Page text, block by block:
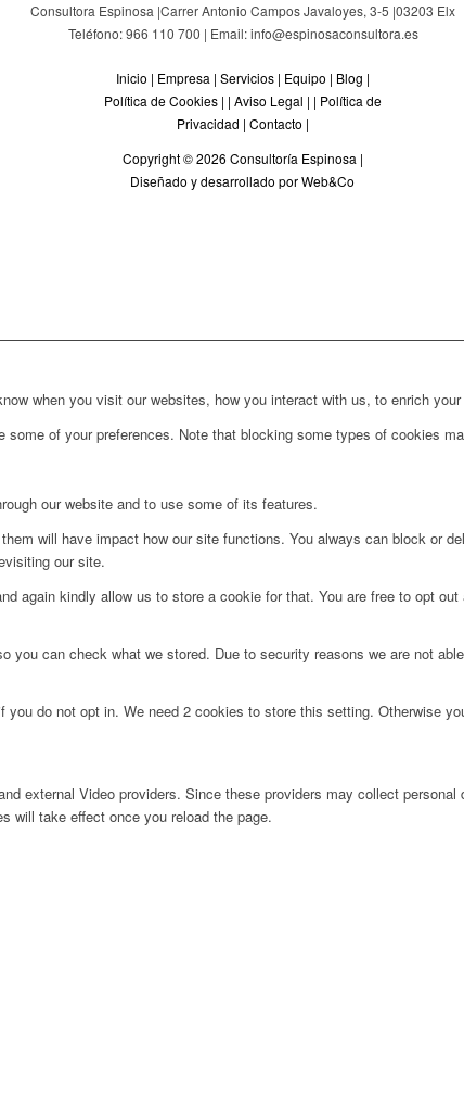
Consultora Espinosa |Carrer Antonio Campos Javaloyes, 3-5 |03203 Elx
Teléfono: 966 110 700 | Email: info@espinosaconsultora.es
Inicio | Empresa| Servicios| Equipo | Blog |
Política de Cookies| | Aviso Legal | | Política de
Privacidad | Contacto |
Copyright © 2026 Consultoría Espinosa |
Diseñado y desarrollado por Web&Co
when you visit our websites, how you interact with us, to enrich
of your preferences. Note that blocking some types of cookies
our website and to use some of its features.
will have impact how our site functions. You always can block or
our site.
again kindly allow us to store a cookie for that. You are free to opt
can check what we stored. Due to security reasons we are not
do not opt in. We need 2 cookies to store this setting. Otherwise
external Video providers. Since these providers may collect
will take effect once you reload the page.